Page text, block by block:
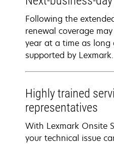
Following the
renewal coverage
year at a time as long
supported by Lexmark.
Highly trained
representatives
With Lexmark Onsite
your technical issue